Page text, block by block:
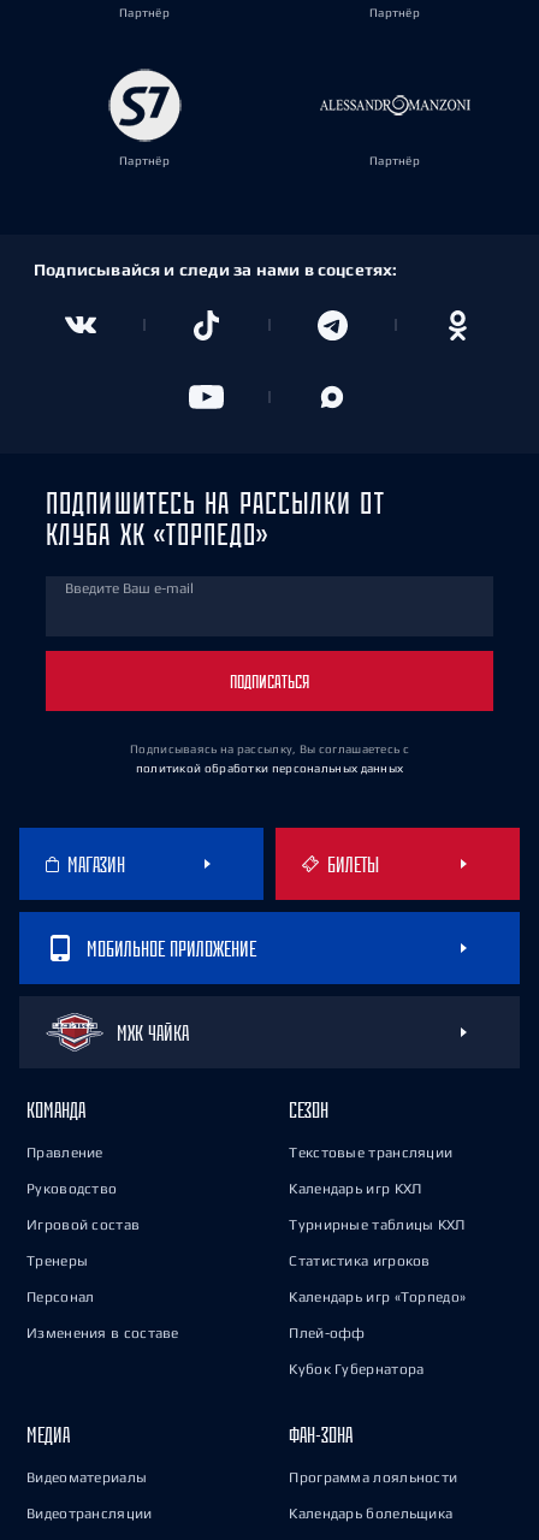
Партнёр Партнёр
Партнёр Партнёр
Подписывайся и следи за нами в соцсетях:
ПОДПИШИТЕСЬ НА РАССЫЛКИ ОТ
КЛУБА ХК «ТОРПЕДО»
Введите Ваш e-mail
ПОДПИСАТЬСЯ
Подписываясь на рассылку, Вы соглашаетесь с
политикой обработки персональных данных
МАГАЗИН БИЛЕТЫ
МОБИЛЬНОЕ ПРИЛОЖЕНИЕ
МХК ЧАЙКА
КОМАНДА
Правление
Руководство
Игровой состав
Тренеры
Персонал
Изменения в составе
СЕЗОН
Текстовые трансляции
Календарь игр КХЛ
Турнирные таблицы КХЛ
Статистика игроков
Календарь игр «Торпедо»
Плей-офф
Кубок Губернатора
МЕДИА
Видеоматериалы
Видеотрансляции
ФАН-ЗОНА
Программа лояльности
Календарь болельщика